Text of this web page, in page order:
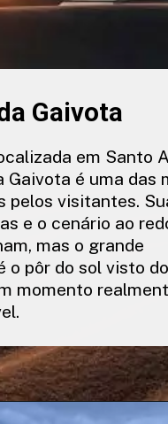
Gaivota
em Santo
Gaivota é uma das
pelos visitantes.
e o cenário ao
mas o grande
o pôr do sol visto
momento